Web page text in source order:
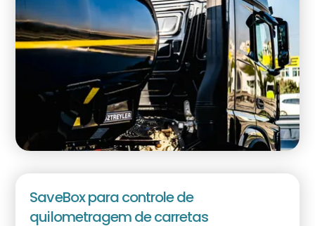
SaveBox para controle de
quilometragem de carretas